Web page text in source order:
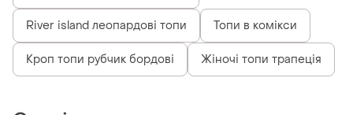
River island леопардові топи Топи в комікси
Кроп топи рубчик бордові Жіночі топи трапеція